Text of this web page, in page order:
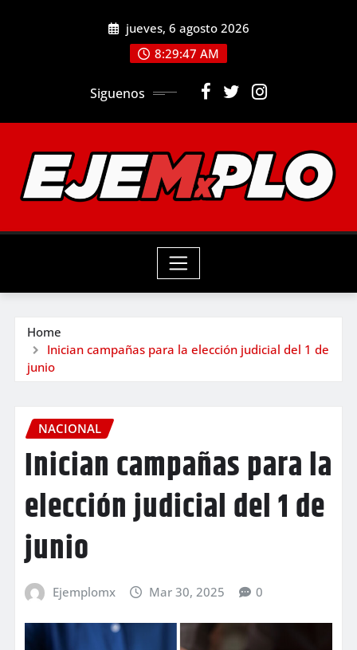
jueves, 6 agosto 2026
8:29:49 AM
Siguenos
Home
Inician campañas para la elección judicial del 1 de
junio
NACIONAL
Inician campañas para la
elección judicial del 1 de
junio
Ejemplomx Mar 30, 2025 0